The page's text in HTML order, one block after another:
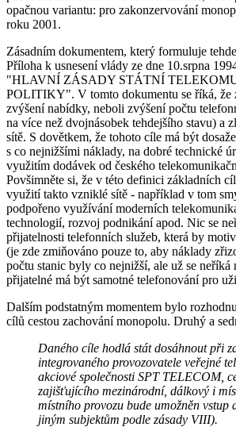
opačnou variantu: pro zakonzervování
roku 2001.
Zásadním dokumentem, který formuluje
Příloha k usnesení vlády ze dne 10.srpna
"HLAVNÍ ZÁSADY STÁTNÍ
POLITIKY". V tomto dokumentu se říká, že
zvýšení nabídky, neboli zvýšení počtu
na více než dvojnásobek tehdejšího stavu) a
sítě. S dovětkem, že tohoto cíle má být
s co nejnižšími náklady, na dobré technické
využitím dodávek od českého
Povšimněte si, že v této definici základních
využití takto vzniklé sítě - například v tom
podpořeno využívání moderních
technologií, rozvoj podnikání apod. Nic se
přijatelnosti telefonních služeb, která by
(je zde zmiňováno pouze to, aby náklady
počtu stanic byly co nejnižší, ale už se neříká
přijatelné má být samotné telefonování pro
Dalším podstatným momentem bylo
cílů cestou zachování monopolu. Druhý a
Daného cíle hodlá stát dosáhnout při
integrovaného provozovatele veřejné
akciové společnosti SPT TELECOM,
zajišťujícího mezinárodní, dálkový i
místního provozu bude umožněn vstup
jiným subjektům podle zásady VIII).